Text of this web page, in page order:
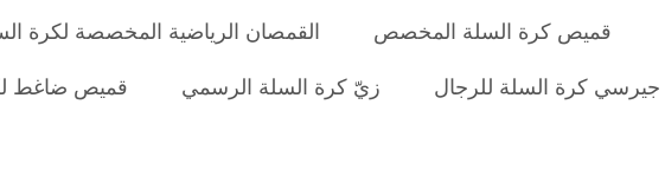
قميص كرة السلة المخصص القمصان الرياضية المخصصة لكرة
جيرسي كرة السلة للرجال زيّ كرة السلة الرسمي قميص ضاغط